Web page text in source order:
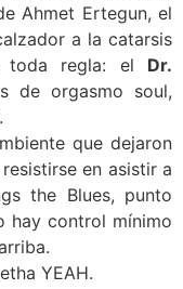
Ahmet Ertegun, el
a la catarsis
toda regla: el Dr.
de orgasmo soul,
que dejaron
en asistir a
the Blues, punto
hay control mínimo
YEAH.